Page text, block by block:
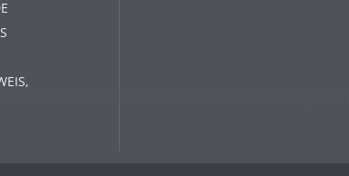
Funktionieren der Internetseite